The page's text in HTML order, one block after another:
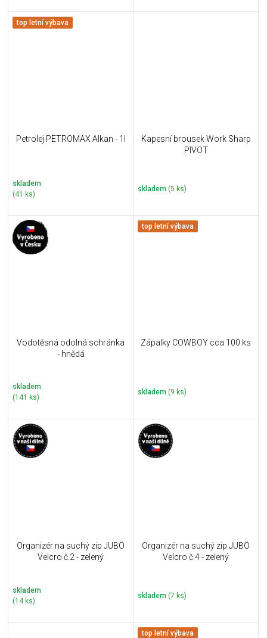
top letní výbava
Petrolej PETROMAX Alkan - 1l
skladem
(41 ks)
Kapesní brousek Work Sharp
PIVOT
skladem (5 ks)
Vodotěsná odolná schránka
- hnědá
skladem
(141 ks)
top letní výbava
Zápalky COWBOY cca 100 ks
skladem (9 ks)
Organizér na suchý zip JUBÖ
Velcro č.2 - zelený
skladem
(14 ks)
Organizér na suchý zip JUBÖ
Velcro č.4 - zelený
skladem (7 ks)
top letní výbava